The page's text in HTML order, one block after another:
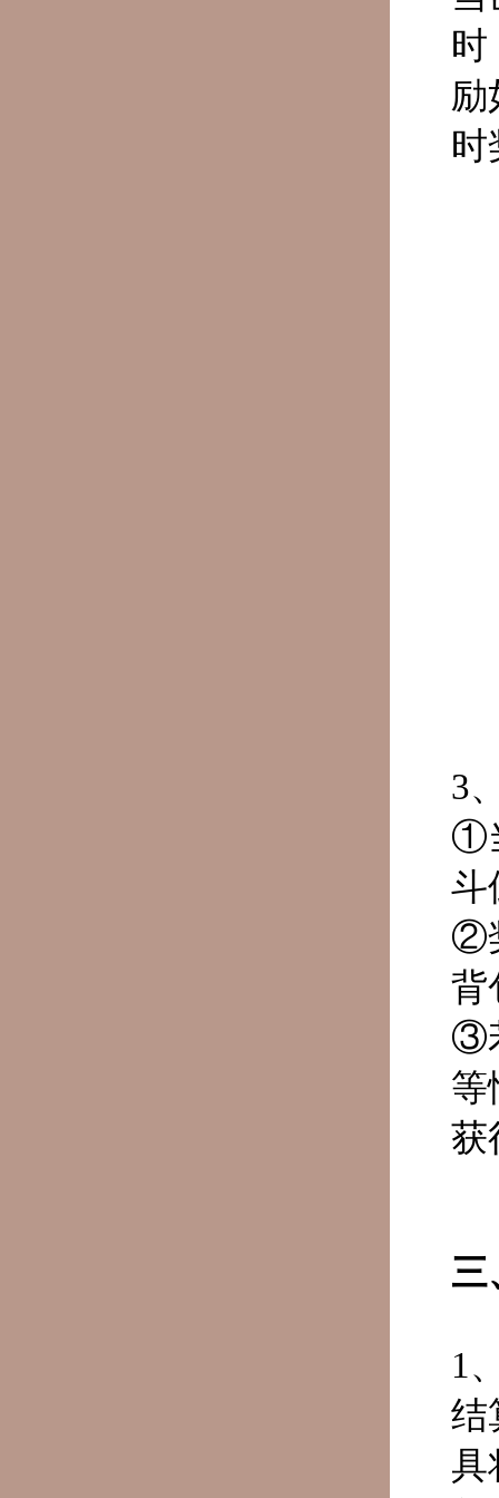
时
励
时
3
①
斗
②
背
③
等
获
三
1
结
具